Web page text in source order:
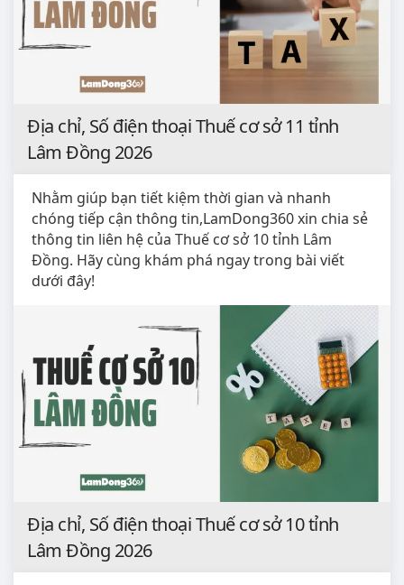
Địa chỉ, Số điện thoại Thuế cơ sở 11 tỉnh
Lâm Đồng 2026
Nhằm giúp bạn tiết kiệm thời gian và nhanh
chóng tiếp cận thông tin,LamDong360 xin chia sẻ
thông tin liên hệ của Thuế cơ sở 10 tỉnh Lâm
Đồng. Hãy cùng khám phá ngay trong bài viết
dưới đây!
Địa chỉ, Số điện thoại Thuế cơ sở 10 tỉnh
Lâm Đồng 2026